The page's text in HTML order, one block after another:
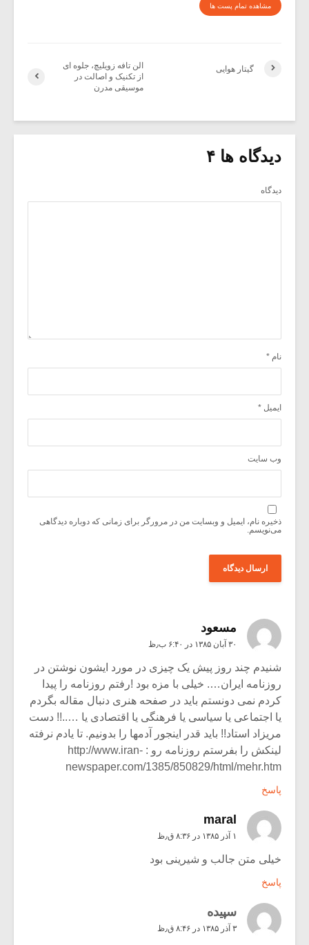
مشاهده تمام پست ها
الن تافه زویلیچ، جلوه ای
از تکنیک و اصالت در
موسیقی مدرن
گیتار هوایی
دیدگاه ها ۴
دیدگاه
نام *
ایمیل *
وب‌ سایت
ذخیره نام، ایمیل و وبسایت من در مرورگر برای زمانی که دوباره دیدگاهی
می‌نویسم.
مسعود
۳۰ آبان ۱۳۸۵ در ۶:۴۰ ب٫ظ
شنیدم چند روز پیش یک چیزی در مورد ایشون نوشتن در
روزنامه ایران…. خیلی با مزه بود !رفتم روزنامه را پیدا
کردم نمی دونستم باید در صفحه هنری دنبال مقاله بگردم
یا اجتماعی یا سیاسی یا فرهنگی یا اقتصادی یا …..!! دست
مریزاد استاد!! باید قدر اینجور آدمها را بدونیم. تا یادم نرفته
لینکش را بفرستم روزنامه رو : http://www.iran-
newspaper.com/1385/850829/html/mehr.htm
پاسخ
maral
۱ آذر ۱۳۸۵ در ۸:۳۶ ق٫ظ
خیلی متن جالب و شیرینی بود
پاسخ
سپيده
۳ آذر ۱۳۸۵ در ۸:۴۶ ق٫ظ